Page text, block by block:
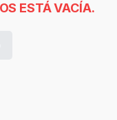
ESTÁ VACÍA.